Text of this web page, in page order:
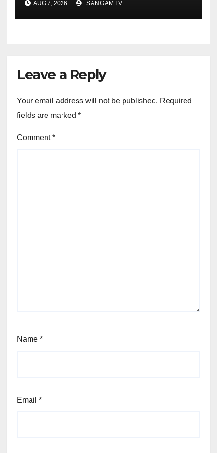
विभाग और नाबार्ड के बीच समझौता :
मुख्यमंत्री
AUG 7, 2026 SANGAMTV
Leave a Reply
Your email address will not be published. Required
fields are marked *
Comment*
Name *
Email *